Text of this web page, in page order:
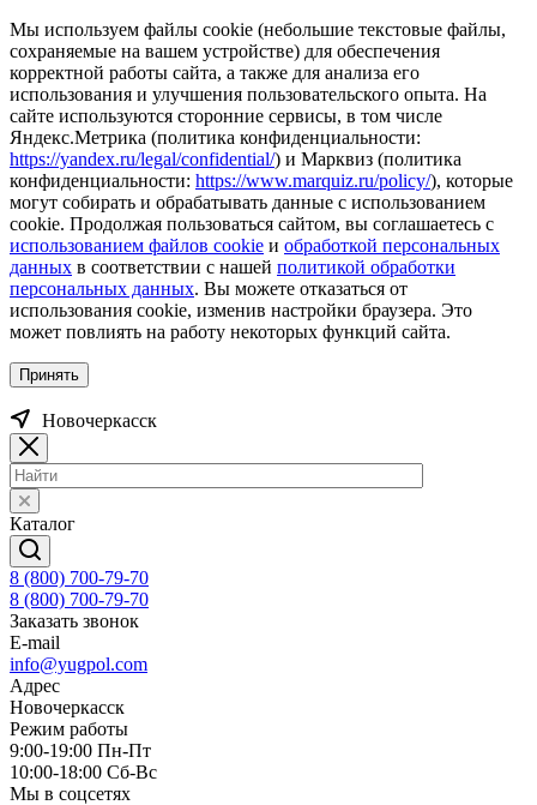
Мы используем файлы cookie (небольшие текстовые файлы,
сохраняемые на вашем устройстве) для обеспечения
корректной работы сайта, а также для анализа его
использования и улучшения пользовательского опыта. На
сайте используются сторонние сервисы, в том числе
Яндекс.Метрика (политика конфиденциальности:
https://yandex.ru/legal/confidential/) и Марквиз (политика
конфиденциальности: https://www.marquiz.ru/policy/), которые
могут собирать и обрабатывать данные с использованием
cookie. Продолжая пользоваться сайтом, вы соглашаетесь с
использованием файлов cookie и обработкой персональных
данных в соответствии с нашей политикой обработки
персональных данных. Вы можете отказаться от
использования cookie, изменив настройки браузера. Это
может повлиять на работу некоторых функций сайта.
Принять
Новочеркаcск
Каталог
8 (800) 700-79-70
8 (800) 700-79-70
Заказать звонок
E-mail
info@yugpol.com
Адрес
Новочеркаcск
Режим работы
9:00-19:00 Пн-Пт
10:00-18:00 Cб-Вс
Мы в соцсетях